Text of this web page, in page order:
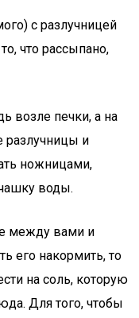
с разлучницей
что рассыпано,
возле печки, а на
разлучницы и
ножницами,
воды.
между вами и
его накормить, то
на соль, которую
Для того, чтобы